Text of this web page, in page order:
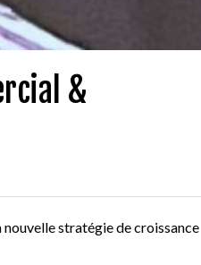
&
stratégie de croissance